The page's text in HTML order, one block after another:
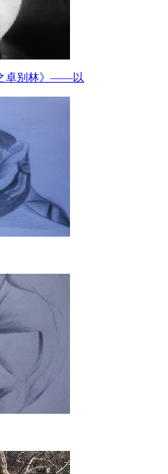
卓别林》——以